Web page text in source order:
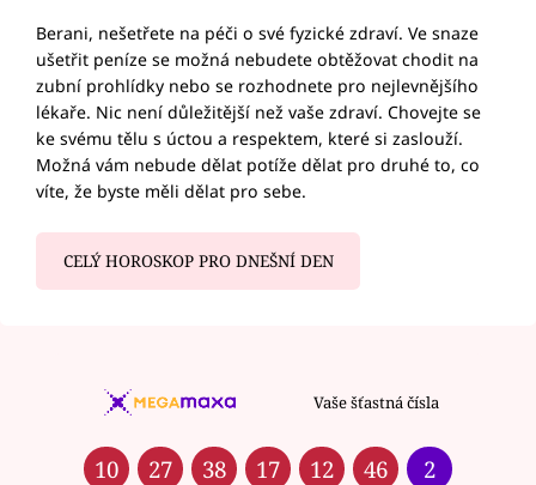
Berani, nešetřete na péči o své fyzické zdraví. Ve snaze
ušetřit peníze se možná nebudete obtěžovat chodit na
zubní prohlídky nebo se rozhodnete pro nejlevnějšího
lékaře. Nic není důležitější než vaše zdraví. Chovejte se
ke svému tělu s úctou a respektem, které si zaslouží.
Možná vám nebude dělat potíže dělat pro druhé to, co
víte, že byste měli dělat pro sebe.
CELÝ HOROSKOP PRO DNEŠNÍ DEN
Vaše šťastná čísla
10 27 38 17 12 46 2